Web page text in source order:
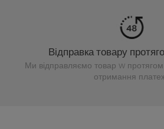
Відправка товару
Ми відправляємо товар w
отримання